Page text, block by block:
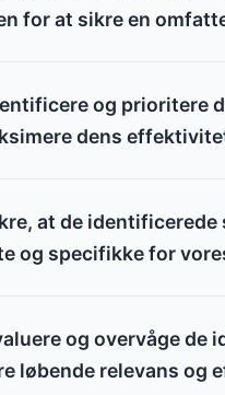
for at sikre en
og prioritere
dens
at de
og specifikke for
og overvåge de
løbende relevans og